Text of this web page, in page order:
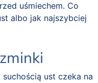
uśmiechem. Co
albo jak najszybciej
suchością ust czeka na